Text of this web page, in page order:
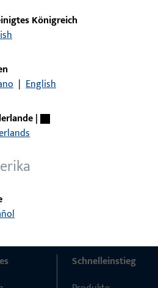
Königreich
| English
|
Schnelleinstieg